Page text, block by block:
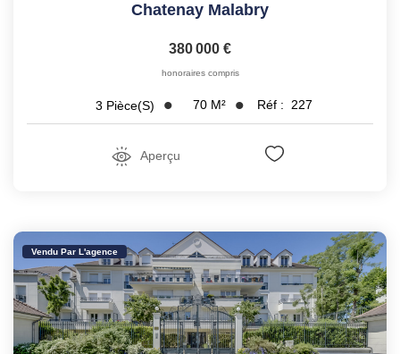
Chatenay Malabry
380 000 €
honoraires compris
3 Pièce(s) 70 M² Réf : 227
Aperçu
Vendu Par L'agence